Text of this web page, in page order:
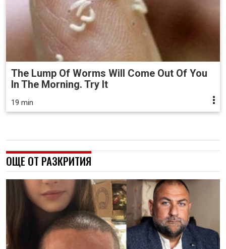
The Lump Of Worms Will Come Out Of You
In The Morning. Try It
19 min
ОЩЕ ОТ РАЗКРИТИЯ